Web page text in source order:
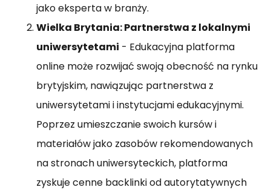
jako eksperta w branży.
Wielka Brytania: Partnerstwa z lokalnymi
uniwersytetami - Edukacyjna platforma
online może rozwijać swoją obecność na rynku
brytyjskim, nawiązując partnerstwa z
uniwersytetami i instytucjami edukacyjnymi.
Poprzez umieszczanie swoich kursów i
materiałów jako zasobów rekomendowanych
na stronach uniwersyteckich, platforma
zyskuje cenne backlinki od autorytatywnych